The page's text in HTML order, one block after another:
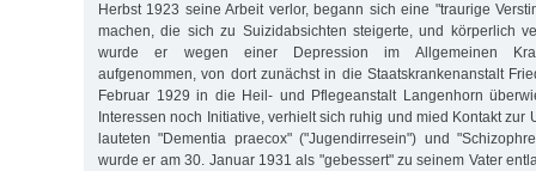
Herbst 1923 seine Arbeit verlor, begann sich eine "traurige
machen, die sich zu Suizidabsichten steigerte, und körperlich
wurde er wegen einer Depression im Allgemeinen
aufgenommen, von dort zunächst in die Staatskrankenanstalt
Februar 1929 in die Heil- und Pflegeanstalt Langenhorn
Interessen noch Initiative, verhielt sich ruhig und mied Kontakt zur
lauteten "Dementia praecox" ("Jugendirresein") und
wurde er am 30. Januar 1931 als "gebessert" zu seinem Vater